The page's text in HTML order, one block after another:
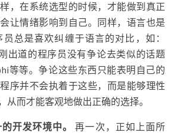
，在系统选型的时候，才能做到真正
让情绪影响到自己。同样，语言也是
总是喜欢纠缠于语言的对比，如：
出道的程序员没有争论去类似的话题
等等。争论这些东西只能表明自己的
序并不会执着于这些，而是能够理性
从而才能客观地做出正确的选择。
开发环境中。
再一次，正如上面所